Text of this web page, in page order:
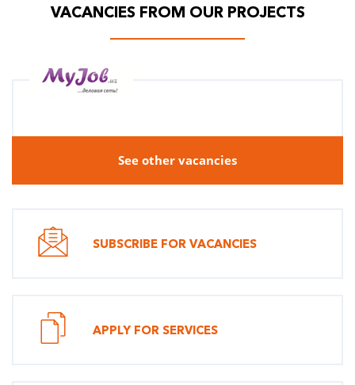
VACANCIES FROM OUR PROJECTS
See other vacancies
SUBSCRIBE FOR VACANCIES
APPLY FOR SERVICES